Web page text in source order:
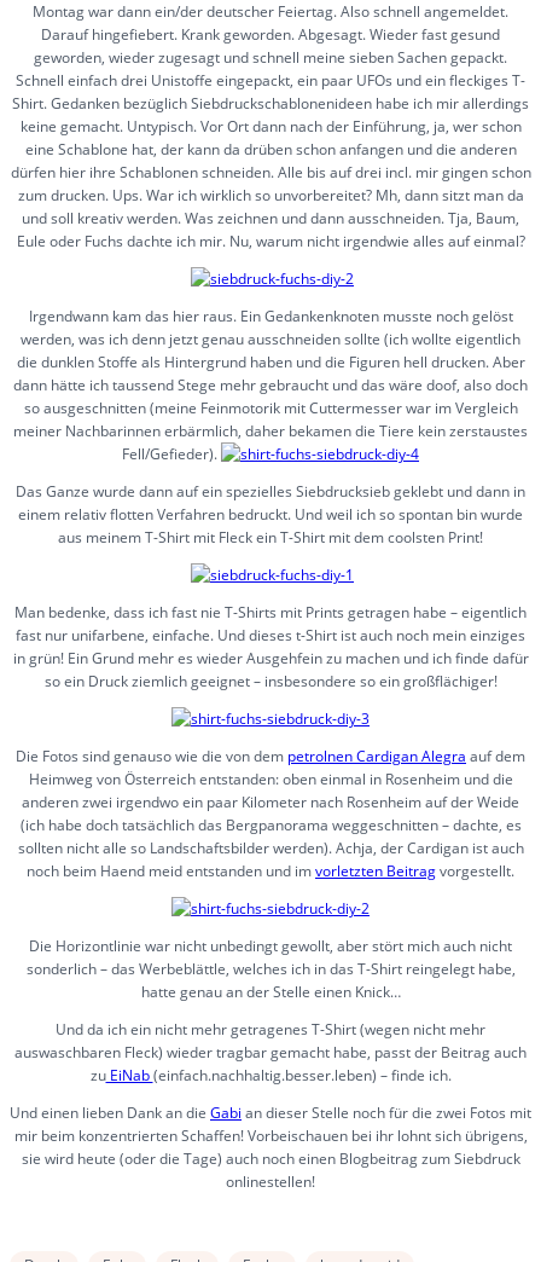
Montag war dann ein/der deutscher Feiertag. Also schnell angemeldet.
Darauf hingefiebert. Krank geworden. Abgesagt. Wieder fast gesund
geworden, wieder zugesagt und schnell meine sieben Sachen gepackt.
Schnell einfach drei Unistoffe eingepackt, ein paar UFOs und ein fleckiges T-
Shirt. Gedanken bezüglich Siebdruckschablonenideen habe ich mir allerdings
keine gemacht. Untypisch. Vor Ort dann nach der Einführung, ja, wer schon
eine Schablone hat, der kann da drüben schon anfangen und die anderen
dürfen hier ihre Schablonen schneiden. Alle bis auf drei incl. mir gingen schon
zum drucken. Ups. War ich wirklich so unvorbereitet? Mh, dann sitzt man da
und soll kreativ werden. Was zeichnen und dann ausschneiden. Tja, Baum,
Eule oder Fuchs dachte ich mir. Nu, warum nicht irgendwie alles auf einmal?
Irgendwann kam das hier raus. Ein Gedankenknoten musste noch gelöst
werden, was ich denn jetzt genau ausschneiden sollte (ich wollte eigentlich
die dunklen Stoffe als Hintergrund haben und die Figuren hell drucken. Aber
dann hätte ich taussend Stege mehr gebraucht und das wäre doof, also doch
so ausgeschnitten (meine Feinmotorik mit Cuttermesser war im Vergleich
meiner Nachbarinnen erbärmlich, daher bekamen die Tiere kein zerstaustes
Fell/Gefieder).
Das Ganze wurde dann auf ein spezielles Siebdrucksieb geklebt und dann in
einem relativ flotten Verfahren bedruckt. Und weil ich so spontan bin wurde
aus meinem T-Shirt mit Fleck ein T-Shirt mit dem coolsten Print!
Man bedenke, dass ich fast nie T-Shirts mit Prints getragen habe – eigentlich
fast nur unifarbene, einfache. Und dieses t-Shirt ist auch noch mein einziges
in grün! Ein Grund mehr es wieder Ausgehfein zu machen und ich finde dafür
so ein Druck ziemlich geeignet – insbesondere so ein großflächiger!
Die Fotos sind genauso wie die von dem petrolnen Cardigan Alegra auf dem
Heimweg von Österreich entstanden: oben einmal in Rosenheim und die
anderen zwei irgendwo ein paar Kilometer nach Rosenheim auf der Weide
(ich habe doch tatsächlich das Bergpanorama weggeschnitten – dachte, es
sollten nicht alle so Landschaftsbilder werden). Achja, der Cardigan ist auch
noch beim Haend meid entstanden und imvorletzten Beitragvorgestellt.
Die Horizontlinie war nicht unbedingt gewollt, aber stört mich auch nicht
sonderlich – das Werbeblättle, welches ich in das T-Shirt reingelegt habe,
hatte genau an der Stelle einen Knick…
Und da ich ein nicht mehr getragenes T-Shirt (wegen nicht mehr
auswaschbaren Fleck) wieder tragbar gemacht habe, passt der Beitrag auch
zuEiNab(einfach.nachhaltig.besser.leben) – finde ich.
Und einen lieben Dank an die Gabi an dieser Stelle noch für die zwei Fotos mit
mir beim konzentrierten Schaffen! Vorbeischauen bei ihr lohnt sich übrigens,
sie wird heute (oder die Tage) auch noch einen Blogbeitrag zum Siebdruck
onlinestellen!